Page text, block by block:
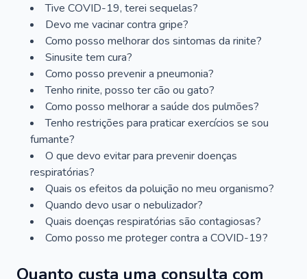
Tive COVID-19, terei sequelas?
Devo me vacinar contra gripe?
Como posso melhorar dos sintomas da rinite?
Sinusite tem cura?
Como posso prevenir a pneumonia?
Tenho rinite, posso ter cão ou gato?
Como posso melhorar a saúde dos pulmões?
Tenho restrições para praticar exercícios se sou
fumante?
O que devo evitar para prevenir doenças
respiratórias?
Quais os efeitos da poluição no meu organismo?
Quando devo usar o nebulizador?
Quais doenças respiratórias são contagiosas?
Como posso me proteger contra a COVID-19?
Quanto custa uma consulta com